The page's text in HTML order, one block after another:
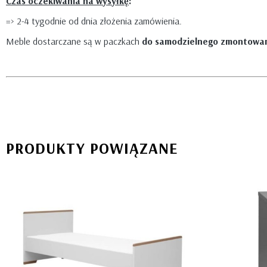
=> 2-4 tygodnie od dnia złożenia zamówienia.
Meble dostarczane są w paczkach do samodzielnego
PRODUKTY POWIĄZANE